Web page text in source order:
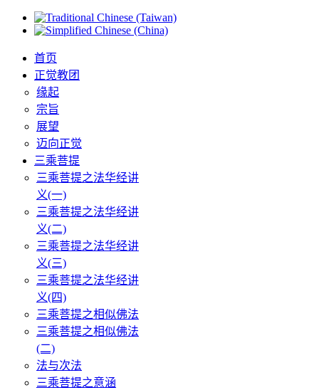
首页
正觉教团
缘起
宗旨
展望
迈向正觉
三乘菩提
三乘菩提之法华经讲
义(一)
三乘菩提之法华经讲
义(二)
三乘菩提之法华经讲
义(三)
三乘菩提之法华经讲
义(四)
三乘菩提之相似佛法
三乘菩提之相似佛法
(二)
法与次法
三乘菩提之意涵